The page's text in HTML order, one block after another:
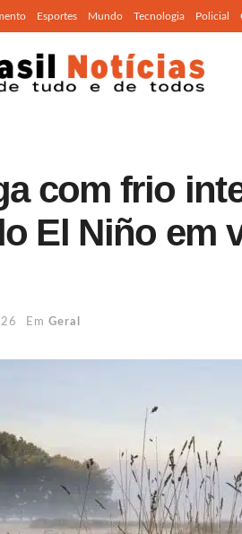
Esportes Mundo Tecnologia Policial
com frio
El Niño em
Em Geral